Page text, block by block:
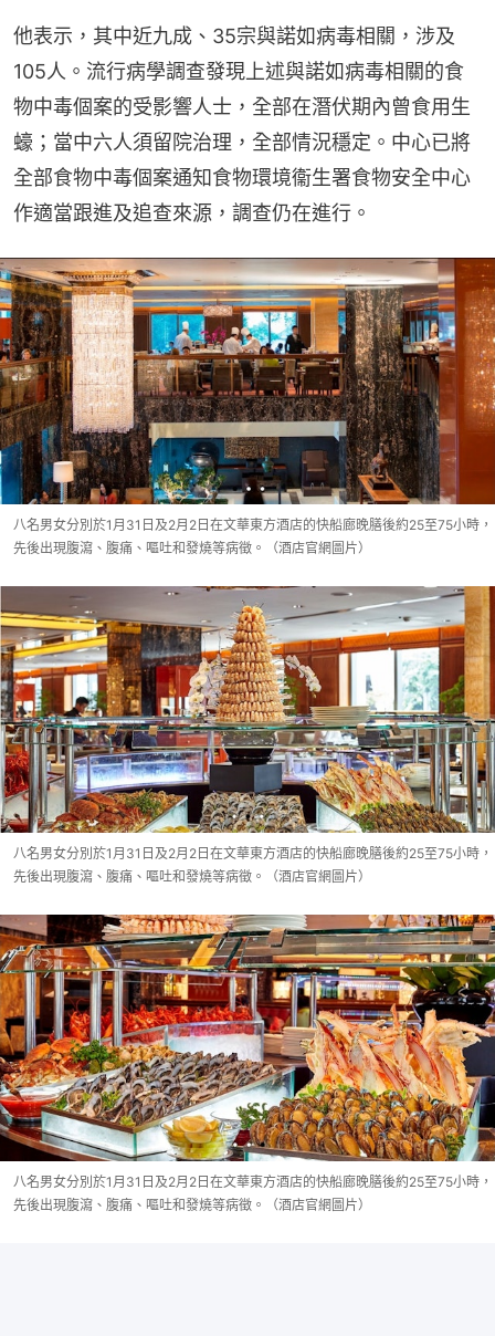
他表示，其中近九成、35宗與諾如病毒相關，涉及
105人。流行病學調查發現上述與諾如病毒相關的食
物中毒個案的受影響人士，全部在潛伏期內曾食用生
蠔；當中六人須留院治理，全部情況穩定。中心已將
全部食物中毒個案通知食物環境衞生署食物安全中心
作適當跟進及追查來源，調查仍在進行。
八名男女分別於1月31日及2月2日在文華東方酒店的快船廊晚膳後約25至75小時，
先後出現腹瀉、腹痛、嘔吐和發燒等病徵。（酒店官網圖片）
八名男女分別於1月31日及2月2日在文華東方酒店的快船廊晚膳後約25至75小時，
先後出現腹瀉、腹痛、嘔吐和發燒等病徵。（酒店官網圖片）
八名男女分別於1月31日及2月2日在文華東方酒店的快船廊晚膳後約25至75小時，
先後出現腹瀉、腹痛、嘔吐和發燒等病徵。（酒店官網圖片）